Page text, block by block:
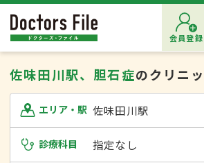
会員登録
佐味田川駅、胆石症のクリニ
エリア・駅 佐味田川駅
診療科目 指定なし